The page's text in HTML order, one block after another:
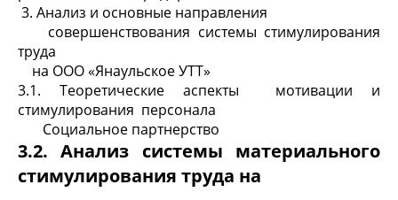
3. Анализ и основные направления
совершенствования системы стимулирования
труда
на ООО «Янаульское УТТ»
3.1. Теоретические аспекты мотивации и
стимулирования персонала
Социальное партнерство
3.2. Анализ системы материального
стимулирования труда на